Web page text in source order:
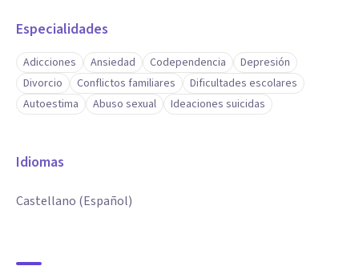
Especialidades
Adicciones Ansiedad Codependencia
Depresión
Divorcio
Conflictos familiares
Dificultades escolares
Autoestima
Abuso sexual Ideaciones suicidas
Idiomas
Castellano (Español)